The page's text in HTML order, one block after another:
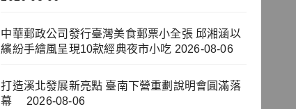
中華郵政公司發行臺灣美食郵票小全張 邱湘涵以
繽紛手繪風呈現10款經典夜市小吃 2026-08-06
打造溪北發展新亮點 臺南下營重劃說明會圓滿落
幕
2026-08-06